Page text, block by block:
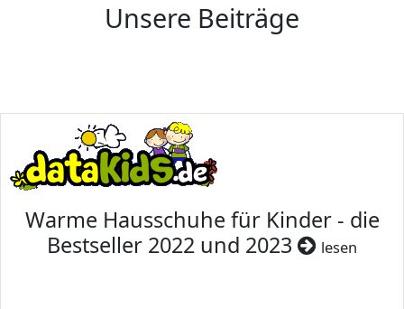
Unsere Beiträge
Warme Hausschuhe für Kinder - die
Bestseller 2022 und 2023
lesen